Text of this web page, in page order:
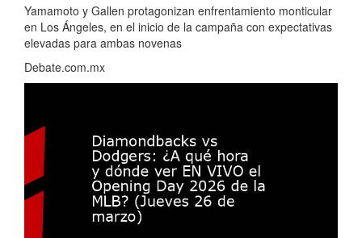
Yamamoto y Gallen protagonizan enfrentamiento monticular
en Los Ángeles, en el inicio de la campaña con expectativas
elevadas para ambas novenas
Debate.com.mx